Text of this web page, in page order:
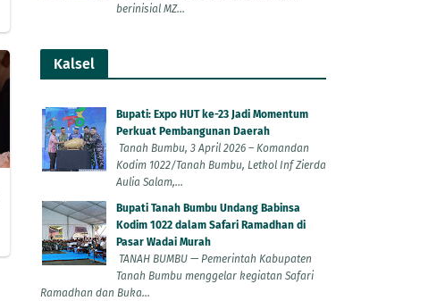
berinisial MZ...
Kalsel
Bupati: Expo HUT ke-23 Jadi Momentum
Perkuat Pembangunan Daerah
Tanah Bumbu, 3 April 2026 – Komandan
Kodim 1022/Tanah Bumbu, Letkol Inf Zierda
Aulia Salam,...
Bupati Tanah Bumbu Undang Babinsa
Kodim 1022 dalam Safari Ramadhan di
Pasar Wadai Murah
TANAH BUMBU — Pemerintah Kabupaten
Tanah Bumbu menggelar kegiatan Safari
Ramadhan dan Buka...